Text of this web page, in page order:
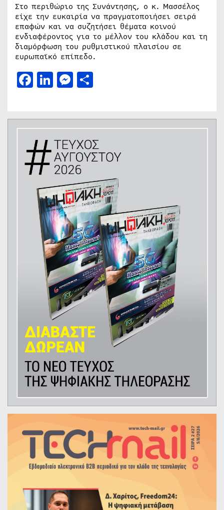
Στο περιθώριο της Συνάντησης, ο κ. Μασσέλος
είχε την ευκαιρία να πραγματοποιήσει σειρά
επαφών και να συζητήσει θέματα κοινού
ενδιαφέροντος για το μέλλον του κλάδου και τη
διαμόρφωση του ρυθμιστικού πλαισίου σε
ευρωπαϊκό επίπεδο.
Facebook
LinkedIn
Messenger